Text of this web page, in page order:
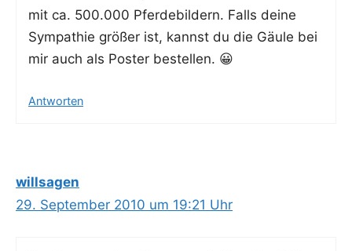
mit ca. 500.000 Pfer­de­bil­dern. Falls dei­ne
Sym­pa­thie grö­ßer ist, kannst du die Gäu­le bei
mir auch als Pos­ter bestellen. 😀
Antworten
willsagen
29. September 2010 um 19:21 Uhr